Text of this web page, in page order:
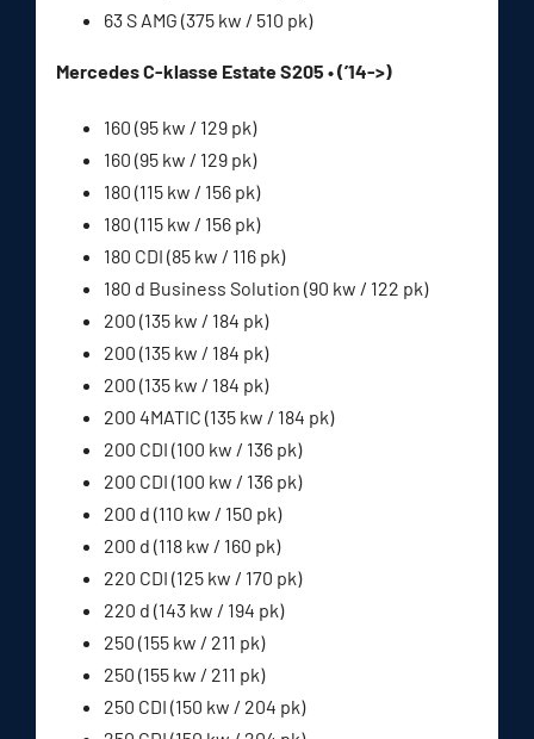
63 S AMG (375 kw / 510 pk)
Mercedes C-klasse Estate S205 • (’14->)
160 (95 kw / 129 pk)
160 (95 kw / 129 pk)
180 (115 kw / 156 pk)
180 (115 kw / 156 pk)
180 CDI (85 kw / 116 pk)
180 d Business Solution (90 kw / 122 pk)
200 (135 kw / 184 pk)
200 (135 kw / 184 pk)
200 (135 kw / 184 pk)
200 4MATIC (135 kw / 184 pk)
200 CDI (100 kw / 136 pk)
200 CDI (100 kw / 136 pk)
200 d (110 kw / 150 pk)
200 d (118 kw / 160 pk)
220 CDI (125 kw / 170 pk)
220 d (143 kw / 194 pk)
250 (155 kw / 211 pk)
250 (155 kw / 211 pk)
250 CDI (150 kw / 204 pk)